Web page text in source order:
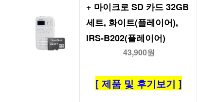
+ 마이크로 SD 카드 32GB
세트, 화이트(플레이어),
IRS-B202(플레이어)
43,900원
[ 제품 및 후기보기 ]